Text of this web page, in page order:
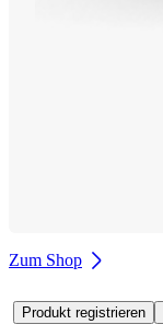
Zum Shop
Produkt registrieren